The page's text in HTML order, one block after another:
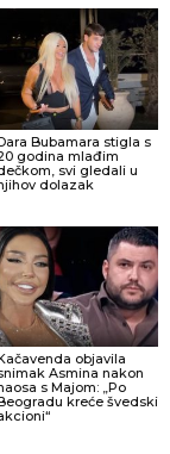
Bubamara stigla s
godina mlađim
svi gledali u
dolazak
objavila
Asmina nakon
s Majom: „Po
kreće švedski